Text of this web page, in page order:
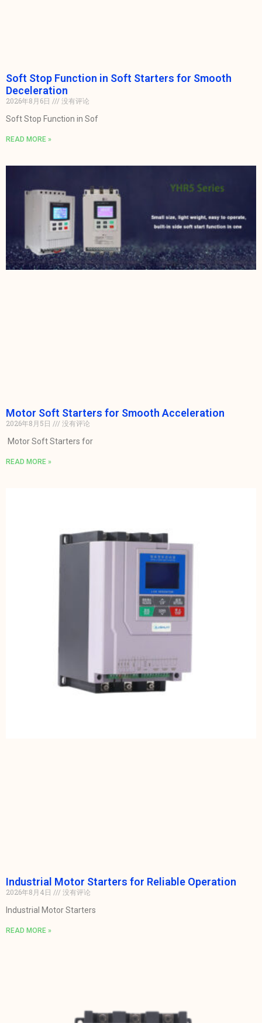
Soft Stop Function in Soft Starters for Smooth
Deceleration
2026年8月6日
没有评论
Soft Stop Function in Sof
READ MORE »
Motor Soft Starters for Smooth Acceleration
2026年8月5日
没有评论
Motor Soft Starters for
READ MORE »
Industrial Motor Starters for Reliable Operation
2026年8月4日
没有评论
Industrial Motor Starters
READ MORE »